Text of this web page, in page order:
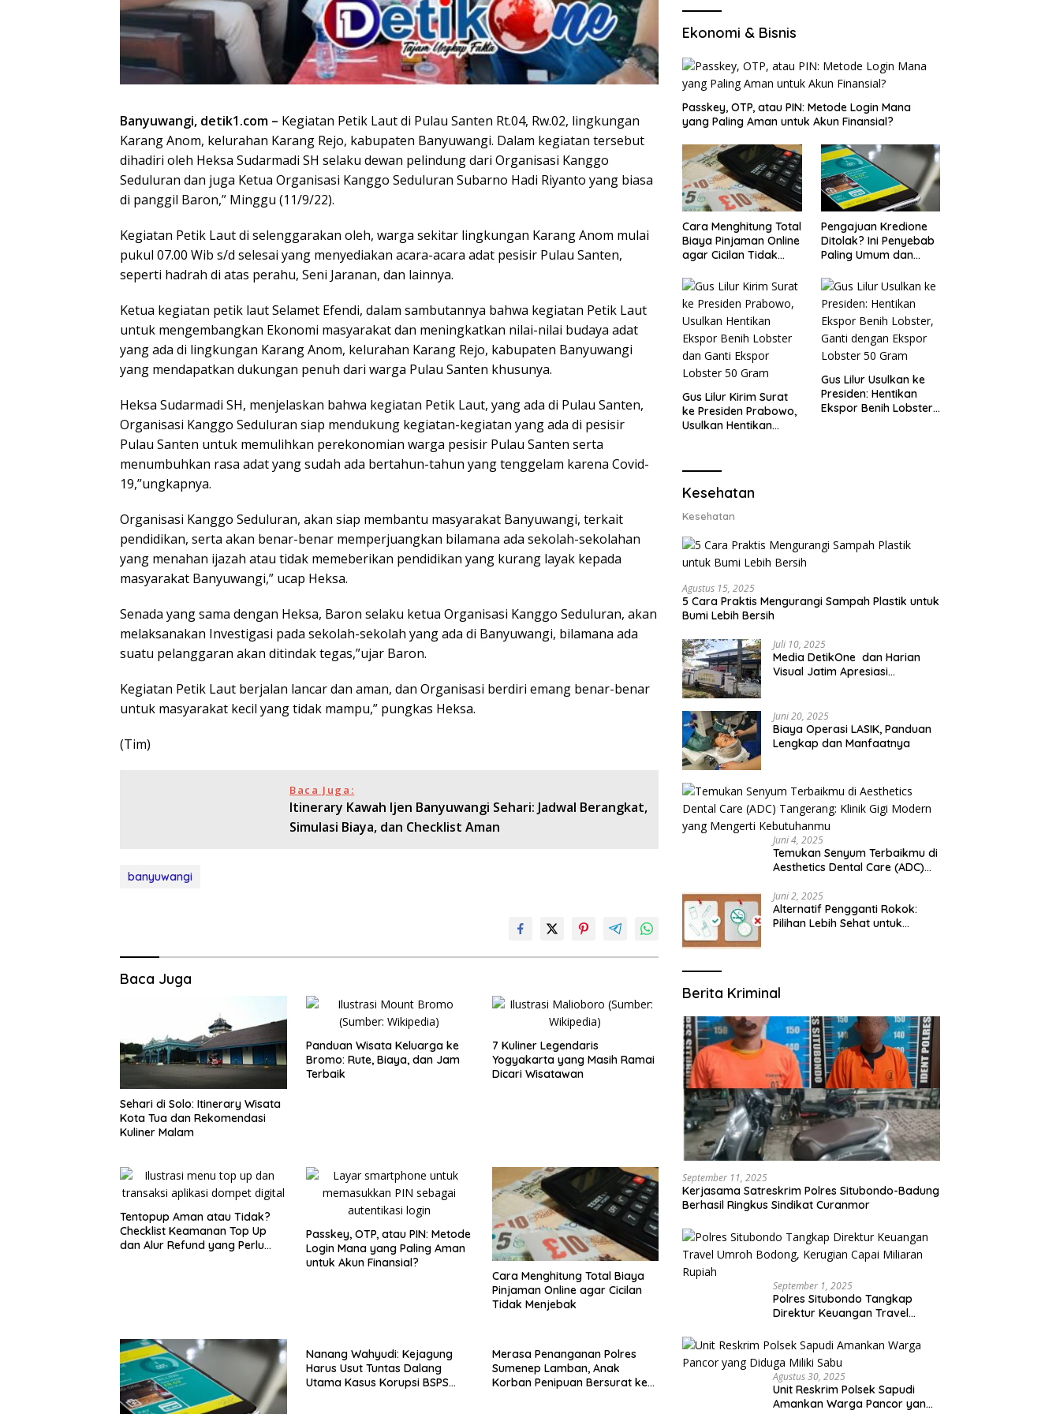
Banyuwangi, detik1.com – Kegiatan Petik Laut di Pulau Santen Rt.04, Rw.02, lingkungan
Karang Anom, kelurahan Karang Rejo, kabupaten Banyuwangi. Dalam kegiatan tersebut
dihadiri oleh Heksa Sudarmadi SH selaku dewan pelindung dari Organisasi Kanggo
Seduluran dan juga Ketua Organisasi Kanggo Seduluran Subarno Hadi Riyanto yang biasa
di panggil Baron,” Minggu (11/9/22).
Kegiatan Petik Laut di selenggarakan oleh, warga sekitar lingkungan Karang Anom mulai
pukul 07.00 Wib s/d selesai yang menyediakan acara-acara adat pesisir Pulau Santen,
seperti hadrah di atas perahu, Seni Jaranan, dan lainnya.
Ketua kegiatan petik laut Selamet Efendi, dalam sambutannya bahwa kegiatan Petik Laut
untuk mengembangkan Ekonomi masyarakat dan meningkatkan nilai-nilai budaya adat
yang ada di lingkungan Karang Anom, kelurahan Karang Rejo, kabupaten Banyuwangi
yang mendapatkan dukungan penuh dari warga Pulau Santen khusunya.
Heksa Sudarmadi SH, menjelaskan bahwa kegiatan Petik Laut, yang ada di Pulau Santen,
Organisasi Kanggo Seduluran siap mendukung kegiatan-kegiatan yang ada di pesisir
Pulau Santen untuk memulihkan perekonomian warga pesisir Pulau Santen serta
menumbuhkan rasa adat yang sudah ada bertahun-tahun yang tenggelam karena Covid-
19,”ungkapnya.
Organisasi Kanggo Seduluran, akan siap membantu masyarakat Banyuwangi, terkait
pendidikan, serta akan benar-benar memperjuangkan bilamana ada sekolah-sekolahan
yang menahan ijazah atau tidak memeberikan pendidikan yang kurang layak kepada
masyarakat Banyuwangi,” ucap Heksa.
Senada yang sama dengan Heksa, Baron selaku ketua Organisasi Kanggo Seduluran, akan
melaksanakan Investigasi pada sekolah-sekolah yang ada di Banyuwangi, bilamana ada
suatu pelanggaran akan ditindak tegas,”ujar Baron.
Kegiatan Petik Laut berjalan lancar dan aman, dan Organisasi berdiri emang benar-benar
untuk masyarakat kecil yang tidak mampu,” pungkas Heksa.
(Tim)
Baca Juga:
Itinerary Kawah Ijen Banyuwangi Sehari: Jadwal Berangkat,
Simulasi Biaya, dan Checklist Aman
banyuwangi
Baca Juga
Sehari di Solo: Itinerary Wisata
Kota Tua dan Rekomendasi
Kuliner Malam
Panduan Wisata Keluarga ke
Bromo: Rute, Biaya, dan Jam
Terbaik
7 Kuliner Legendaris
Yogyakarta yang Masih Ramai
Dicari Wisatawan
Tentopup Aman atau Tidak?
Checklist Keamanan Top Up
dan Alur Refund yang Perlu
Passkey, OTP, atau PIN: Metode
Login Mana yang Paling Aman
untuk Akun Finansial?
Cara Menghitung Total Biaya
Pinjaman Online agar Cicilan
Tidak Menjebak
Nanang Wahyudi: Kejagung
Harus Usut Tuntas Dalang
Utama Kasus Korupsi BSPS
Merasa Penanganan Polres
Sumenep Lamban, Anak
Korban Penipuan Bersurat ke
Ekonomi & Bisnis
Passkey, OTP, atau PIN: Metode Login Mana
yang Paling Aman untuk Akun Finansial?
Cara Menghitung Total
Biaya Pinjaman Online
agar Cicilan Tidak
Pengajuan Kredione
Ditolak? Ini Penyebab
Paling Umum dan
Gus Lilur Kirim Surat
ke Presiden Prabowo,
Usulkan Hentikan
Lobster 50 Gram
Gus Lilur Usulkan ke
Presiden: Hentikan
Ekspor Benih Lobster,
Kesehatan
Kesehatan
Agustus 15, 2025
5 Cara Praktis Mengurangi Sampah Plastik untuk
Bumi Lebih Bersih
Juli 10, 2025
Media DetikOne dan Harian
Visual Jatim Apresiasi
Juni 20, 2025
Biaya Operasi LASIK, Panduan
Lengkap dan Manfaatnya
Juni 4, 2025
Temukan Senyum Terbaikmu di
Aesthetics Dental Care (ADC)
yang Mengerti Kebutuhanmu
Juni 2, 2025
Alternatif Pengganti Rokok:
Pilihan Lebih Sehat untuk
Berita Kriminal
September 11, 2025
Kerjasama Satreskrim Polres Situbondo-Badung
Berhasil Ringkus Sindikat Curanmor
September 1, 2025
Polres Situbondo Tangkap
Direktur Keuangan Travel
Capai Miliaran Rupiah
Agustus 30, 2025
Unit Reskrim Polsek Sapudi
Amankan Warga Pancor yang